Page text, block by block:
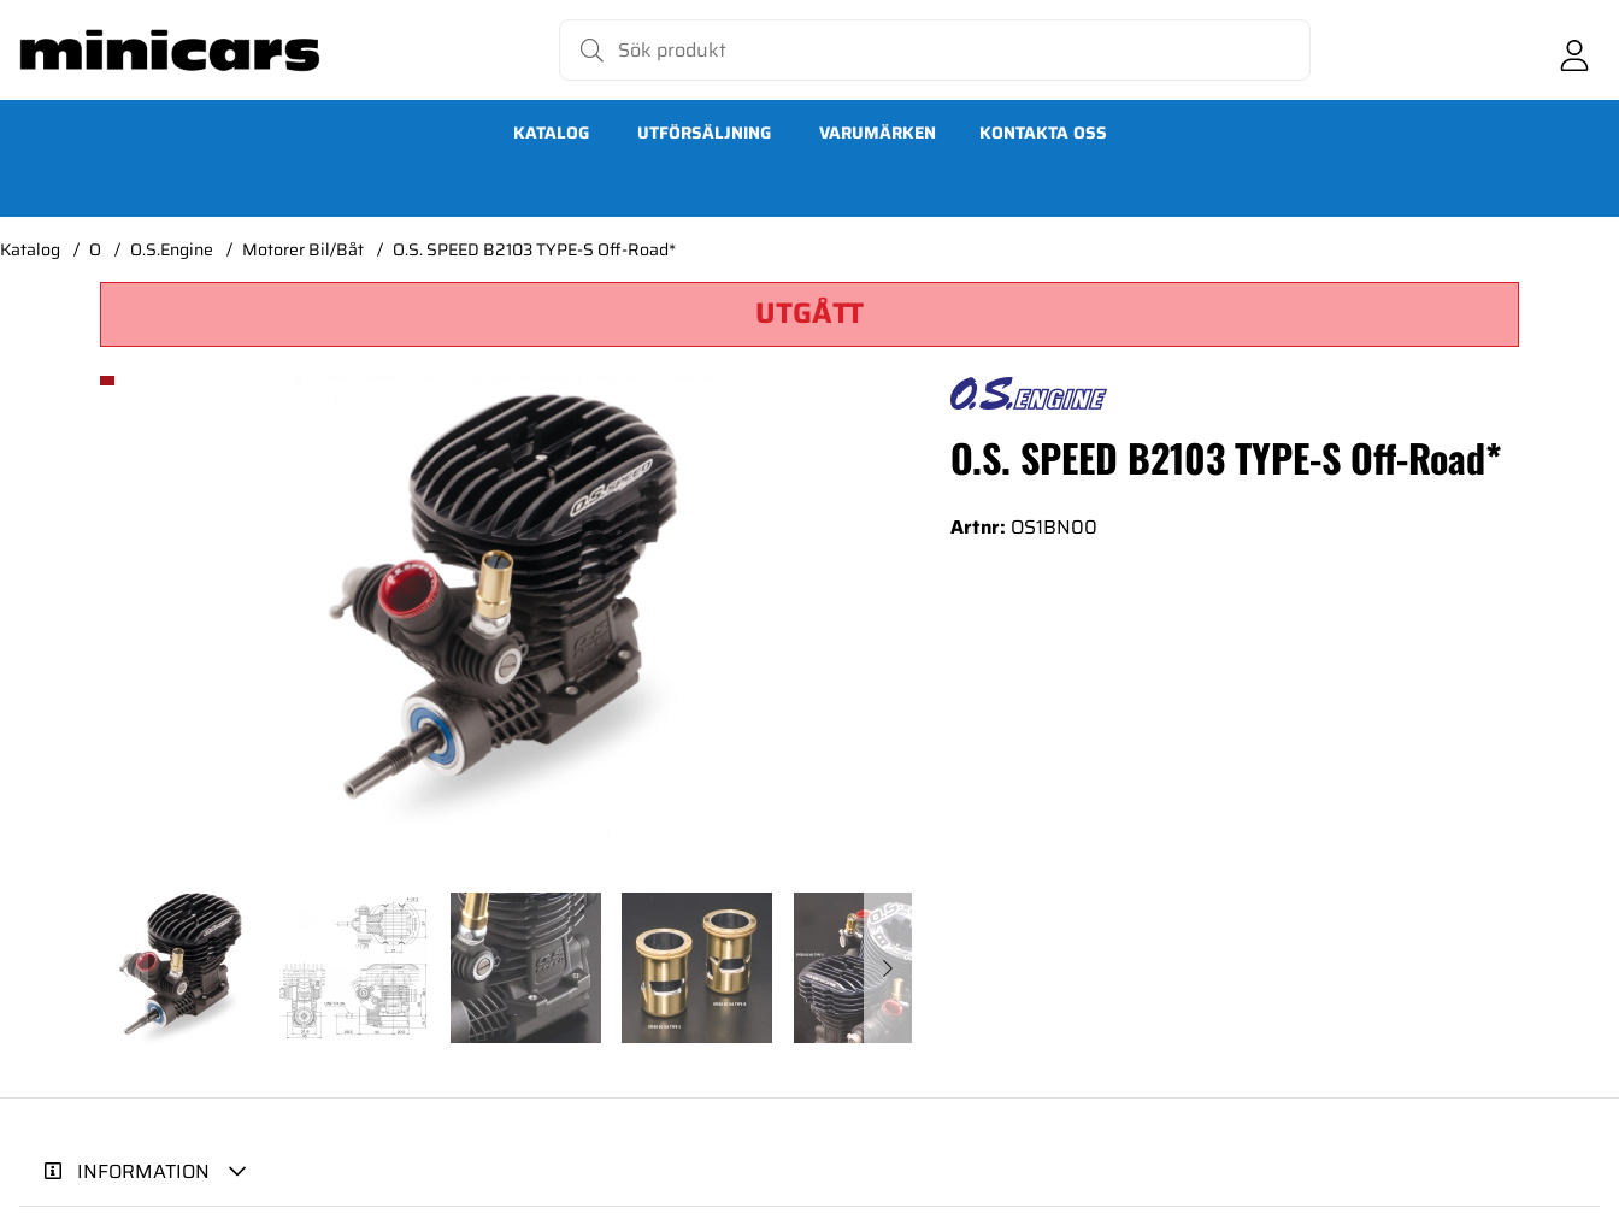
KATALOG UTFÖRSÄLJNING VARUMÄRKEN KONTAKTA OSS
Katalog O O.S.Engine Motorer Bil/Båt O.S. SPEED B2103 TYPE-S Off-Road*
UTGÅTT
Produktbilder O.S. SPEED B2103 TYPE-S Off-Road*
O.S. SPEED B2103 TYPE-S Off-Road*
Artnr: OS1BN00
INFORMATION